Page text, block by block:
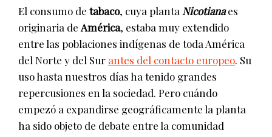
El consumo de tabaco, cuya planta Nicotianaes
originaria de América, estaba muy extendido
entre las poblaciones indígenas de toda América
del Norte y del Sur antes del contacto europeo. Su
uso hasta nuestros días ha tenido grandes
repercusiones en la sociedad. Pero cuándo
empezó a expandirse geográficamente la planta
ha sido objeto de debate entre la comunidad